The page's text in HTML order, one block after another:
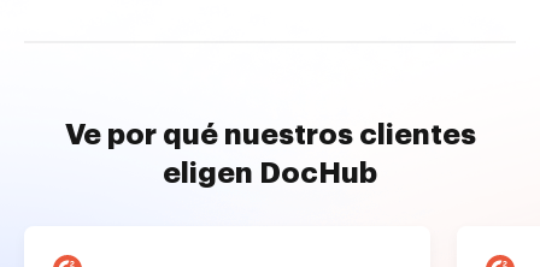
Ve por qué nuestros clientes
eligen DocHub